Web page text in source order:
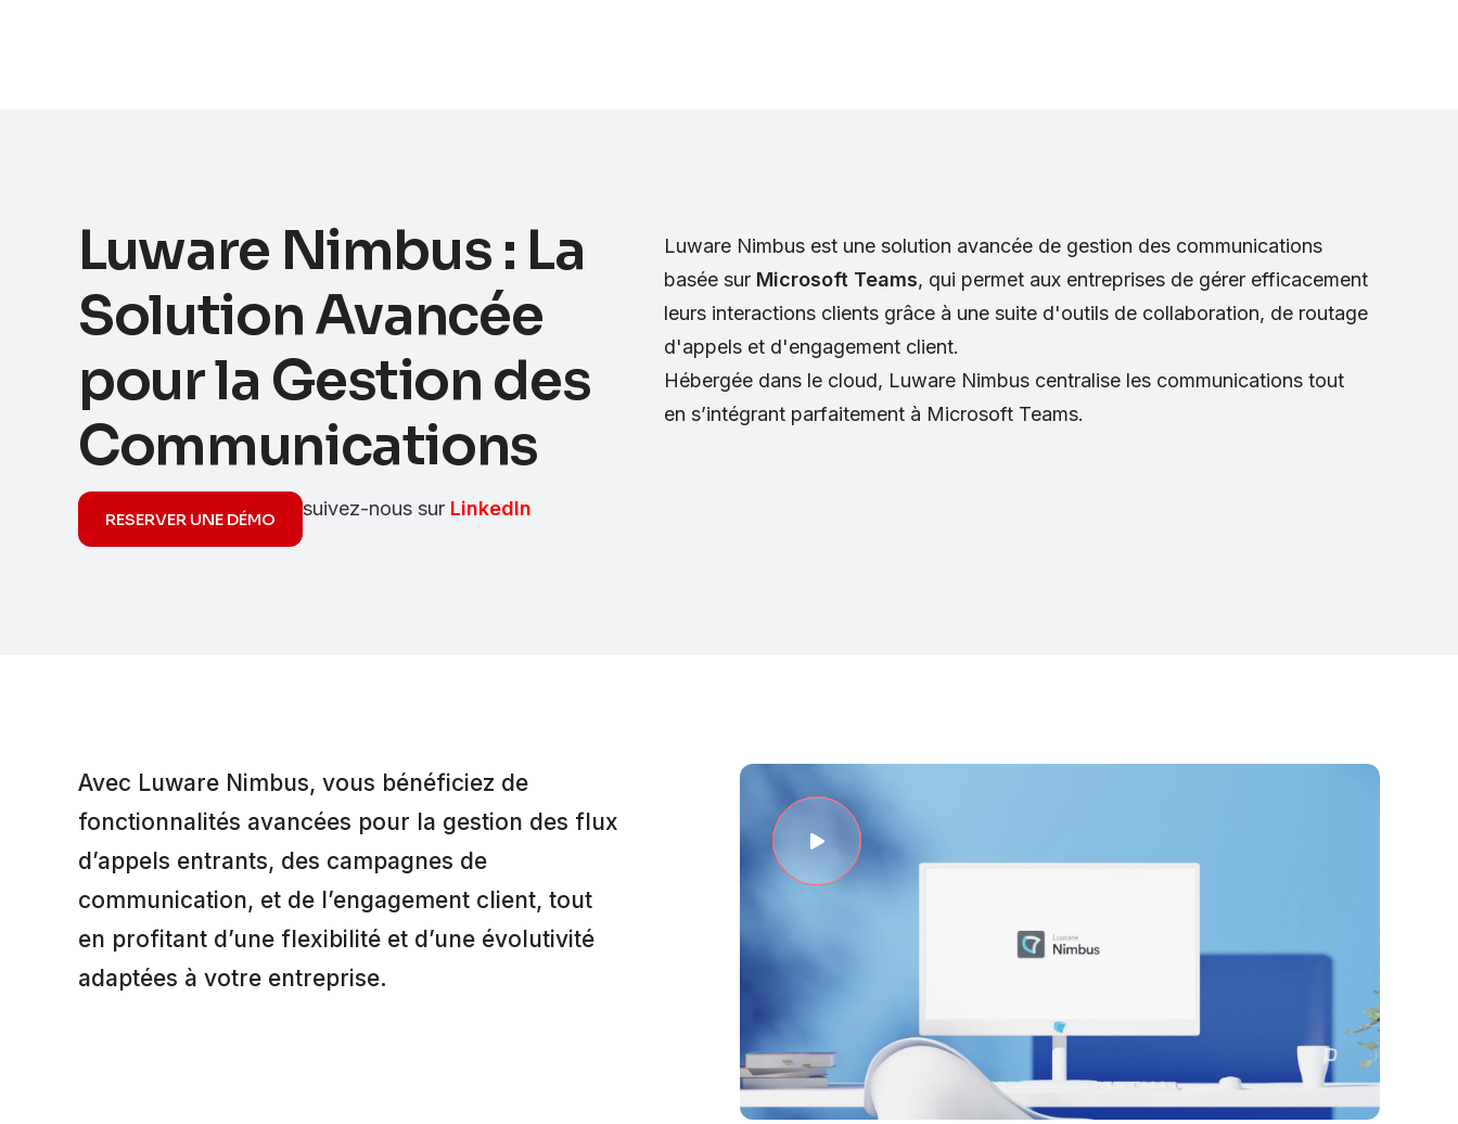
Luware Nimbus : La
Solution Avancée
pour la Gestion des
Communications
RESERVER UNE DÉMO suivez-nous sur LinkedIn
Luware Nimbus est une solution avancée de gestion des communications
basée sur Microsoft Teams, qui permet aux entreprises de gérer efficacement
leurs interactions clients grâce à une suite d'outils de collaboration, de routage
d'appels et d'engagement client.
Hébergée dans le cloud, Luware Nimbus centralise les communications tout
en s’intégrant parfaitement à Microsoft Teams.
Avec Luware Nimbus, vous bénéficiez de
fonctionnalités avancées pour la gestion des flux
d’appels entrants, des campagnes de
communication, et de l’engagement client, tout
en profitant d’une flexibilité et d’une évolutivité
adaptées à votre entreprise.